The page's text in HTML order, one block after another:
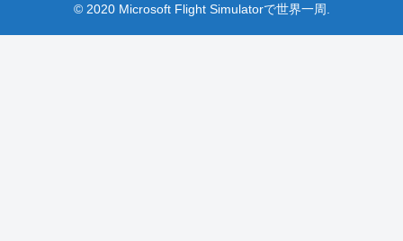
© 2020 Microsoft Flight Simulatorで世界一周.